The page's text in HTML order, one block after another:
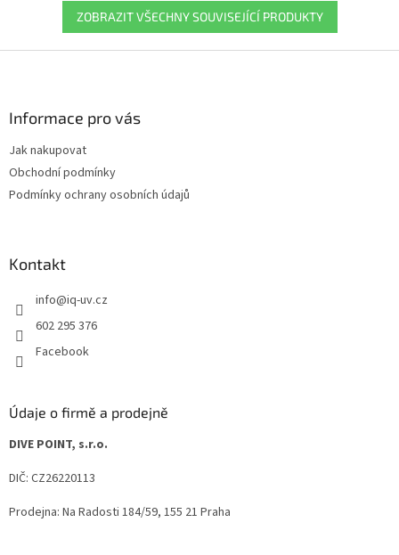
ZOBRAZIT VŠECHNY SOUVISEJÍCÍ PRODUKTY
Informace pro vás
Jak nakupovat
Obchodní podmínky
Podmínky ochrany osobních údajů
Kontakt
info@iq-uv.cz
602 295 376
Facebook
Údaje o firmě a prodejně
DIVE POINT, s.r.o.
DIČ: CZ26220113
Prodejna: Na Radosti 184/59, 155 21 Praha